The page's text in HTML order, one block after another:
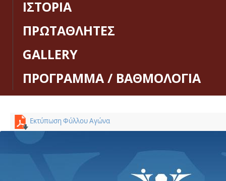
ΙΣΤΟΡΙΑ
ΠΡΩΤΑΘΛΗΤΕΣ
GALLERY
ΠΡΟΓΡΑΜΜΑ / ΒΑΘΜΟΛΟΓΙΑ
Εκτύπωση Φύλλου Αγώνα